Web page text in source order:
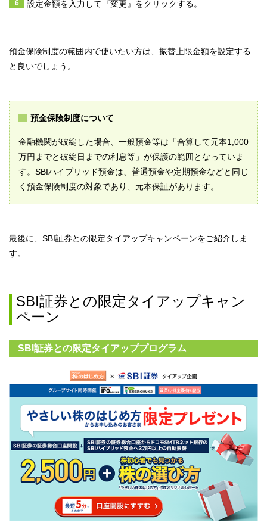
設定金額を入力して『変更』をクリックする。
預金保険制度の範囲内で使いたい方は、振替上限金額を設定する
と良いでしょう。
預金保険制度について
金融機関が破綻した場合、一般預金等は「合算して元本1,000
万円までと破綻日までの利息等」が保護の範囲となっていま
す。SBIハイブリッド預金は、普通預金や定期預金などと同じ
く預金保険制度の対象であり、元本保証があります。
最後に、SBI証券との限定タイアップキャンペーンをご紹介しま
す。
SBI証券との限定タイアップキャン
ペーン
SBI証券との限定タイアッププログラム